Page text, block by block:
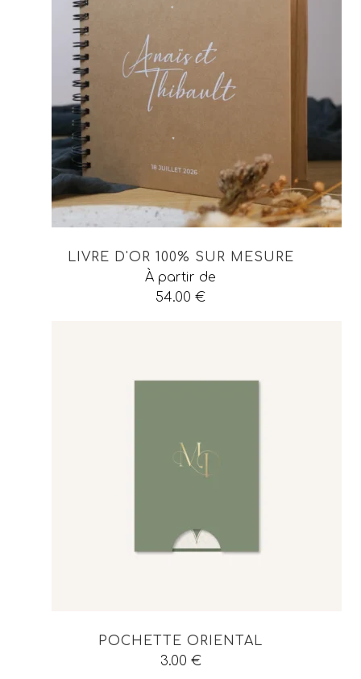
LIVRE D'OR 100% SUR MESURE
À partir de
54.00 €
POCHETTE ORIENTAL
3.00 €